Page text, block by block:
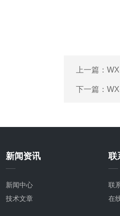
上一篇：
下一篇：
新闻资讯
新闻中心
技术文章
联
联
在